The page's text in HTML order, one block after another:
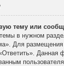
тему или
в нужном
Для
Данная